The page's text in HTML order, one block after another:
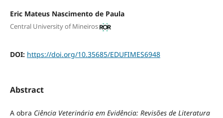
Eric Mateus Nascimento de Paula
Central University of Mineiros
DOI: https://doi.org/10.35685/EDUFIMES6948
Abstract
A obra Ciência Veterinária em Evidência: Revisões de Literatura